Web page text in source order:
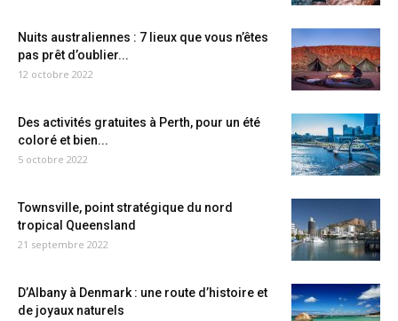
Nuits australiennes : 7 lieux que vous n’êtes
pas prêt d’oublier...
12 octobre 2022
Des activités gratuites à Perth, pour un été
coloré et bien...
5 octobre 2022
Townsville, point stratégique du nord
tropical Queensland
21 septembre 2022
D’Albany à Denmark : une route d’histoire et
de joyaux naturels